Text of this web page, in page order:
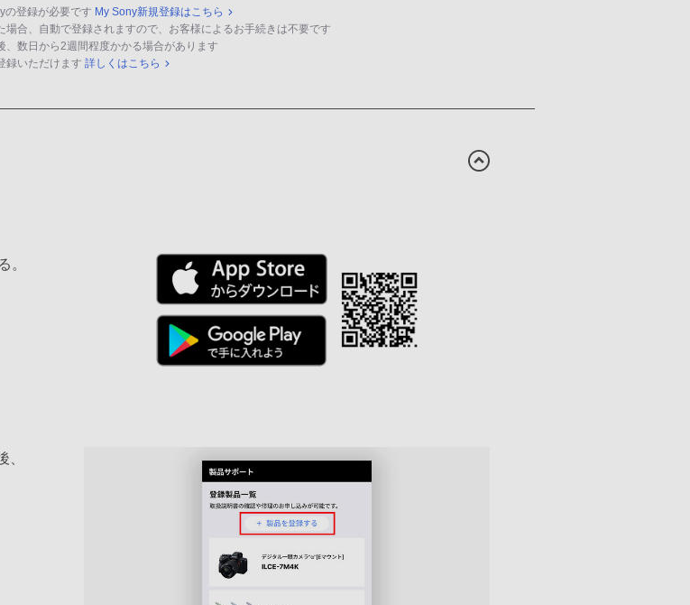
の登録が必要です My Sony新規登録はこちら
場合、自動で登録されますので、お客様によるお手続きは不要です
、数日から2週間程度かかる場合があります
録いただけます 詳しくはこちら
。
、